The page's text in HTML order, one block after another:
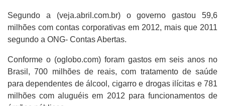
Segundo a (veja.abril.com.br) o governo gastou 59,6
milhões com contas corporativas em 2012, mais que 2011
segundo a ONG- Contas Abertas.
Conforme o (oglobo.com) foram gastos em seis anos no
Brasil, 700 milhões de reais, com tratamento de saúde
para dependentes de álcool, cigarro e drogas ilícitas e 781
milhões com aluguéis em 2012 para funcionamentos de